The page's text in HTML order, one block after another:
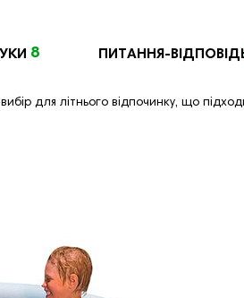
8 ПИТАННЯ-
для літнього відпочинку, що